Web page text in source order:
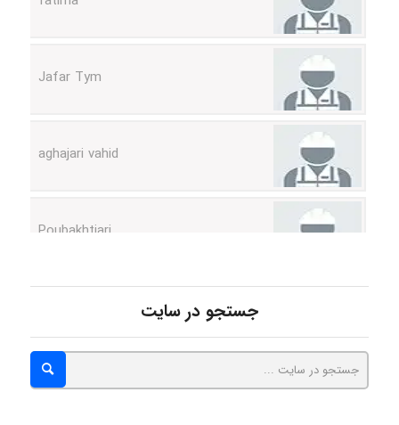
hosein abdolvand
جستجو در سایت